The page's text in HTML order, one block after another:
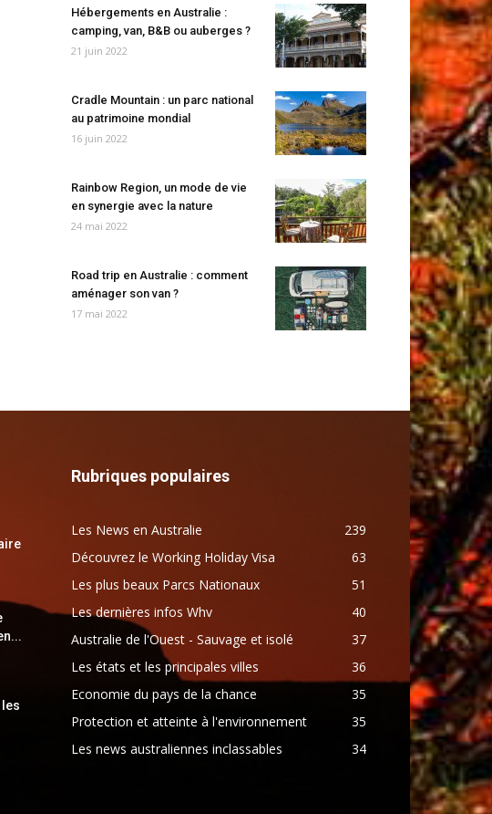
Hébergements en Australie :
camping, van, B&B ou auberges ?
21 juin 2022
Cradle Mountain : un parc national
au patrimoine mondial
16 juin 2022
Rainbow Region, un mode de vie
en synergie avec la nature
24 mai 2022
Road trip en Australie : comment
aménager son van ?
17 mai 2022
Rubriques populaires
Les News en Australie
239
Découvrez le Working Holiday Visa
63
Les plus beaux Parcs Nationaux
51
Les dernières infos Whv
40
Australie de l'Ouest - Sauvage et isolé
37
Les états et les principales villes
36
Economie du pays de la chance
35
Protection et atteinte à l'environnement
35
Les news australiennes inclassables
34